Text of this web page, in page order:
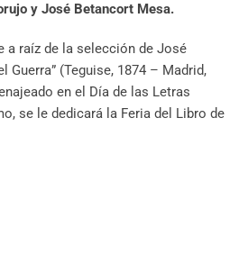
y José Betancort Mesa.
a raíz de la selección de José
Guerra” (Teguise, 1874 – Madrid,
en el Día de las Letras
se le dedicará la Feria del Libro de